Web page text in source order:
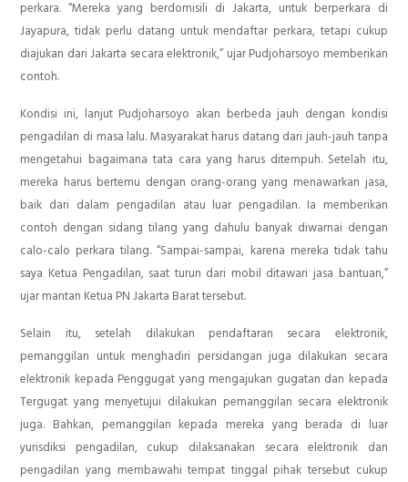
perkara. “Mereka yang berdomisili di Jakarta, untuk berperkara di
Jayapura, tidak perlu datang untuk mendaftar perkara, tetapi cukup
diajukan dari Jakarta secara elektronik,” ujar Pudjoharsoyo memberikan
contoh.
Kondisi ini, lanjut Pudjoharsoyo akan berbeda jauh dengan kondisi
pengadilan di masa lalu. Masyarakat harus datang dari jauh-jauh tanpa
mengetahui bagaimana tata cara yang harus ditempuh. Setelah itu,
mereka harus bertemu dengan orang-orang yang menawarkan jasa,
baik dari dalam pengadilan atau luar pengadilan. Ia memberikan
contoh dengan sidang tilang yang dahulu banyak diwarnai dengan
calo-calo perkara tilang. “Sampai-sampai, karena mereka tidak tahu
saya Ketua Pengadilan, saat turun dari mobil ditawari jasa bantuan,”
ujar mantan Ketua PN Jakarta Barat tersebut.
Selain itu, setelah dilakukan pendaftaran secara elektronik,
pemanggilan untuk menghadiri persidangan juga dilakukan secara
elektronik kepada Penggugat yang mengajukan gugatan dan kepada
Tergugat yang menyetujui dilakukan pemanggilan secara elektronik
juga. Bahkan, pemanggilan kepada mereka yang berada di luar
yurisdiksi pengadilan, cukup dilaksanakan secara elektronik dan
pengadilan yang membawahi tempat tinggal pihak tersebut cukup